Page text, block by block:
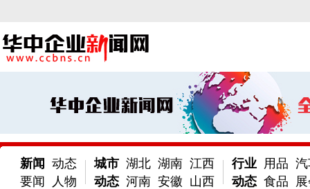
新闻
要闻
动态
人物
城市
动态
湖北 湖南 江西
河南 安徽 山西
行业
动态
用品
食品